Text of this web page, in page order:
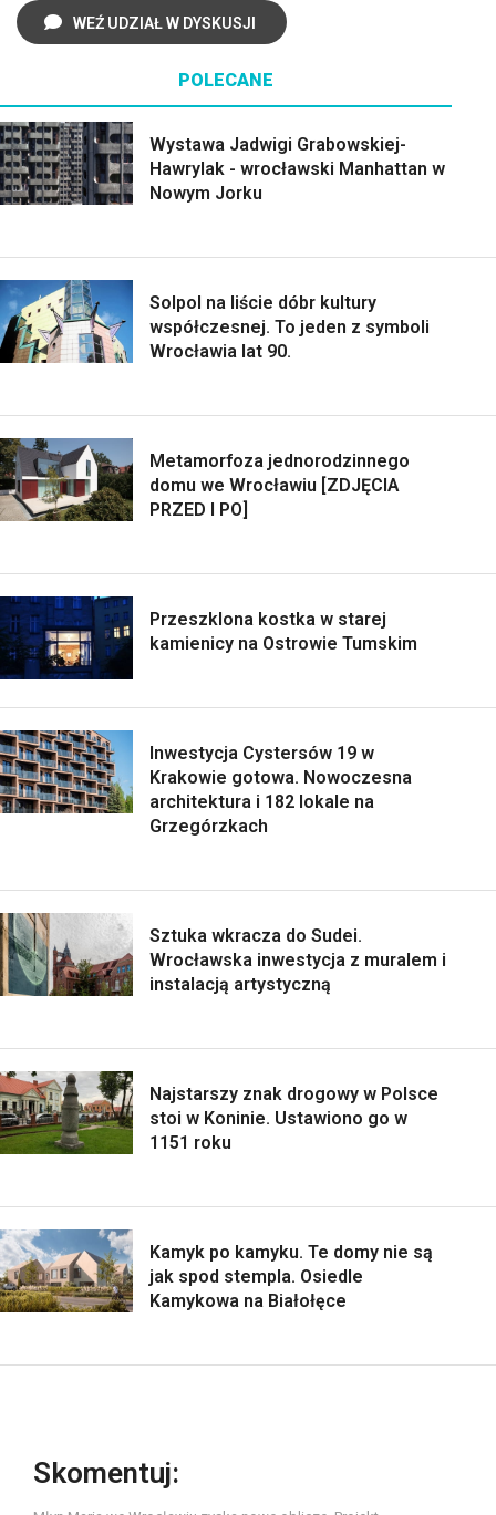
WEŹ UDZIAŁ W DYSKUSJI
POLECANE
Wystawa Jadwigi Grabowskiej-
Hawrylak - wrocławski Manhattan w
Nowym Jorku
Solpol na liście dóbr kultury
współczesnej. To jeden z symboli
Wrocławia lat 90.
Metamorfoza jednorodzinnego
domu we Wrocławiu [ZDJĘCIA
PRZED I PO]
Przeszklona kostka w starej
kamienicy na Ostrowie Tumskim
Inwestycja Cystersów 19 w
Krakowie gotowa. Nowoczesna
architektura i 182 lokale na
Grzegórzkach
Sztuka wkracza do Sudei.
Wrocławska inwestycja z muralem i
instalacją artystyczną
Najstarszy znak drogowy w Polsce
stoi w Koninie. Ustawiono go w
1151 roku
Kamyk po kamyku. Te domy nie są
jak spod stempla. Osiedle
Kamykowa na Białołęce
Skomentuj: